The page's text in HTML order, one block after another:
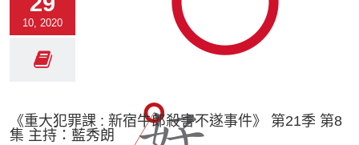
10, 2020
《重大犯罪課 : 新宿牛郎殺害不遂事件》 第21季 第8
集 主持：藍秀朗